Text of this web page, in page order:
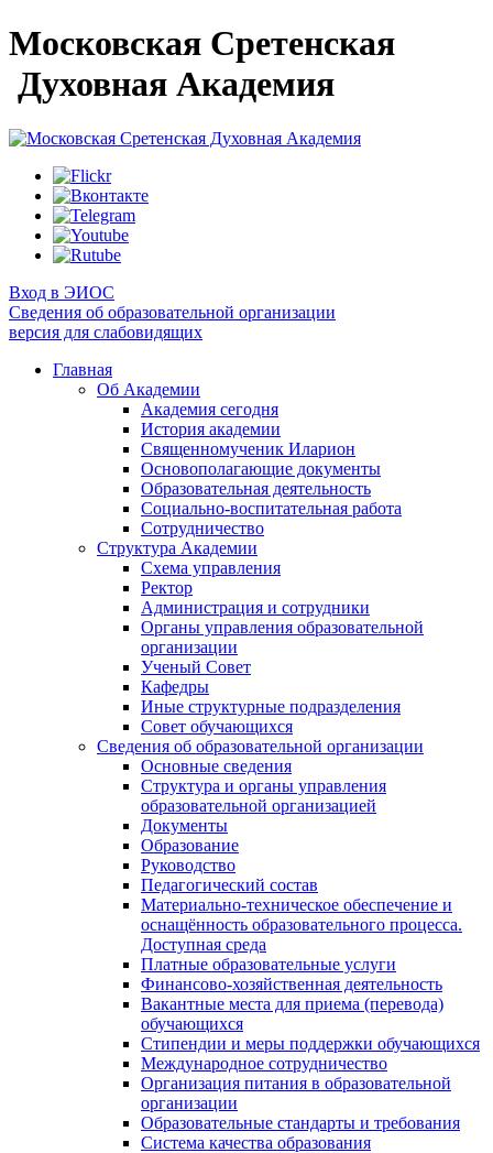
Московская Сретенская
Духовная Академия
Вход в ЭИОС
Сведения об образовательной организации
версия для слабовидящих
Главная
Об Академии
Академия сегодня
История академии
Священномученик Иларион
Основополагающие документы
Образовательная деятельность
Социально-воспитательная работа
Сотрудничество
Структура Академии
Схема управления
Ректор
Администрация и сотрудники
Органы управления образовательной
организации
Ученый Совет
Кафедры
Иные структурные подразделения
Совет обучающихся
Сведения об образовательной организации
Основные сведения
Структура и органы управления
образовательной организацией
Документы
Образование
Руководство
Педагогический состав
Материально-техническое обеспечение и
оснащённость образовательного процесса.
Доступная среда
Платные образовательные услуги
Финансово-хозяйственная деятельность
Вакантные места для приема (перевода)
обучающихся
Стипендии и меры поддержки обучающихся
Международное сотрудничество
Организация питания в образовательной
организации
Образовательные стандарты и требования
Система качества образования